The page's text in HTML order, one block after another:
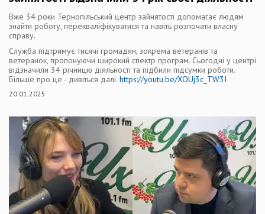
Вже 34 роки Тернопільський центр зайнятості допомагає людям
знайти роботу, перекваліфікуватися та навіть розпочати власну
справу.
Служба підтримує тисячі громадян, зокрема ветеранів та
ветеранок, пропонуючи широкий спектр програм. Сьогодні у центрі
відзначили 34 річницю діяльності та підбили підсумки роботи.
Більше про це - дивіться далі. https://youtu.be/XOUj3c_TW3I
20.01.2025